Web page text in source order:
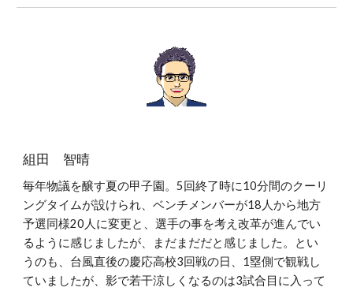
組田 智晴
毎年物議を醸す夏の甲子園。5回終了時に10分間のクーリ
ングタイムが設けられ、ベンチメンバーが18人から地方
予選同様20人に変更と、選手の事を考え改革が進んでい
るように感じましたが、まだまだだと感じました。とい
うのも、台風直後の慶応高校3回戦の日、1塁側で観戦し
ていましたが、影で若干涼しくなるのは3試合目に入って